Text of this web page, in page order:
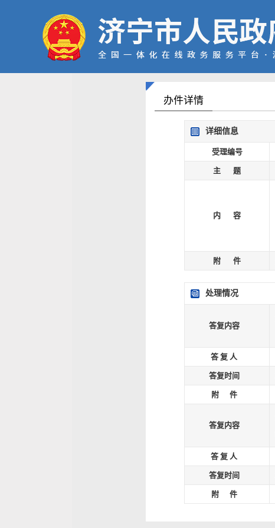
办件详情
详细信息
受理编号
主 题
内 容
附 件
处理情况
答复内容
答 复 人
答复时间
附 件
答复内容
答 复 人
答复时间
附 件